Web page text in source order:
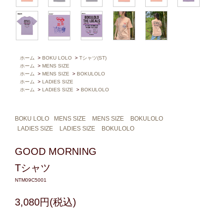
ホーム > BOKU LOLO > Tシャツ(ST)
ホーム
> MENS SIZE
ホーム
> MENS SIZE > BOKULOLO
ホーム
> LADIES SIZE
ホーム
> LADIES SIZE > BOKULOLO
BOKU LOLO MENS SIZE MENS SIZE
BOKULOLO
LADIES SIZE
LADIES SIZE BOKULOLO
GOOD MORNING
Tシャツ
NTM09C5001
3,080円(税込)